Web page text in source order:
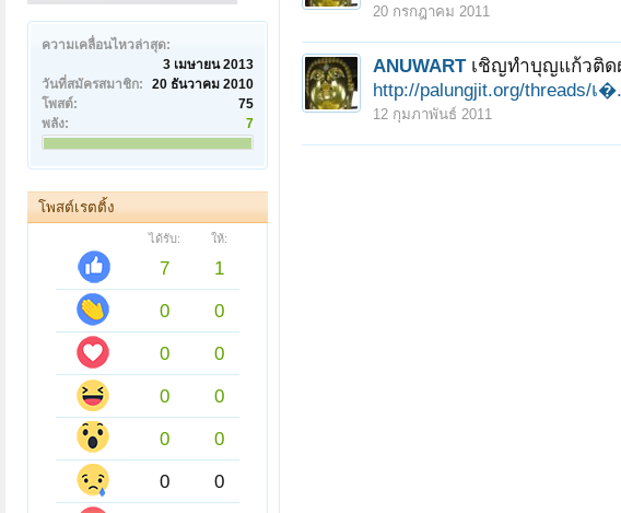
ความเคลื่อนไหวล่าสุด:
3 เมษายน 2013
วันที่สมัครสมาชิก:
20 ธันวาคม 2010
โพสต์:
75
พลัง:
7
โพสต์เรตติ้ง
ได้รับ: ให้:
7
1
0
0
0
0
0
0
0
0
0
0
20 กรกฎาคม 2011
ANUWART เชิญทำบุญแก้วติด
http://palungjit.org/threads/เ
12 กุมภาพันธ์ 2011